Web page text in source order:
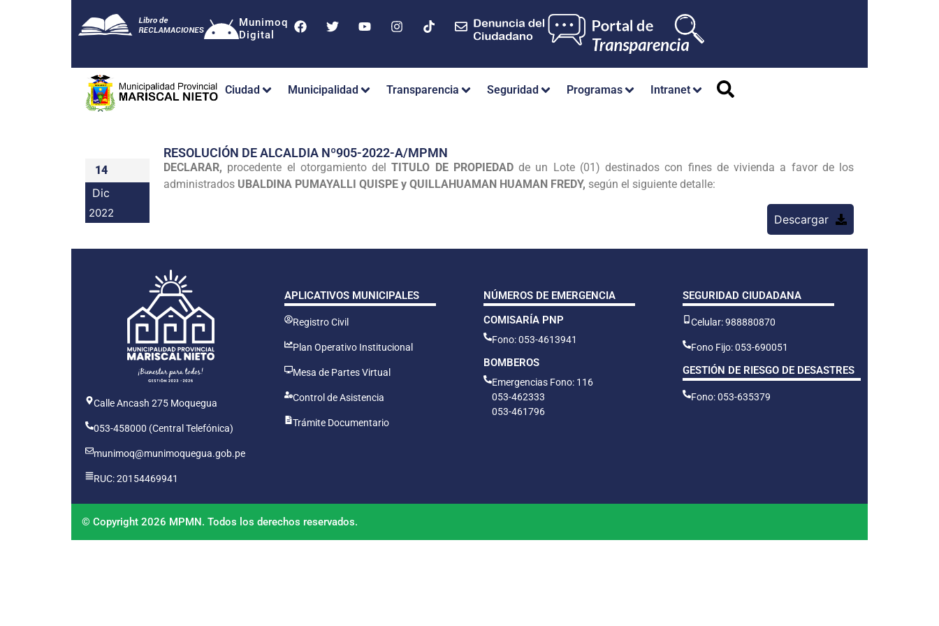
Munimoq
Digital
Ciudad Municipalidad Transparencia Seguridad Programas Intranet
14
Dic
2022
RESOLUClÓN DE ALCALDIA Nº905-2022-A/MPMN
DECLARAR, procedente el otorgamiento delTITULO DE PROPIEDADde un Lote (01) destinados con fines de vivienda a favor de los
administrados UBALDINA PUMAYALLI QUISPE y QUILLAHUAMAN HUAMAN FREDY, según el siguiente detalle:
Descargar
Calle Ancash 275 Moquegua
053-458000 (Central Telefónica)
munimoq@munimoquegua.gob.pe
RUC: 20154469941
APLICATIVOS MUNICIPALES
Registro Civil
Plan Operativo Institucional
Mesa de Partes Virtual
Control de Asistencia
Trámite Documentario
NÚMEROS DE EMERGENCIA
COMISARÍA PNP
Fono: 053-4613941
BOMBEROS
Emergencias Fono: 116
053-462333
053-461796
SEGURIDAD CIUDADANA
Celular: 988880870
Fono Fijo: 053-690051
GESTIÓN DE RIESGO DE DESASTRES
Fono: 053-635379
© Copyright 2026 MPMN. Todos los derechos reservados.